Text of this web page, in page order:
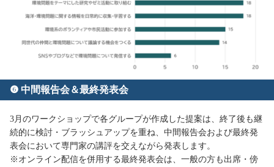
❻ 中間報告会＆最終発表会
3月のワークショップで各グループが作成した提案は、終了後も継
続的に検討・ブラッシュアップを重ね、中間報告会および最終発
表会において専門家の講評を交えながら発表します。
※オンライン配信を併用する最終発表会は、一般の方も出席・傍